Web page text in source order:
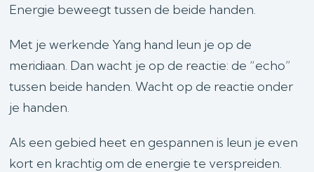
Energie beweegt tussen de beide handen.
Met je werkende Yang hand leun je op de
meridiaan. Dan wacht je op de reactie: de “echo”
tussen beide handen. Wacht op de reactie onder
je handen.
Als een gebied heet en gespannen is leun je even
kort en krachtig om de energie te verspreiden.